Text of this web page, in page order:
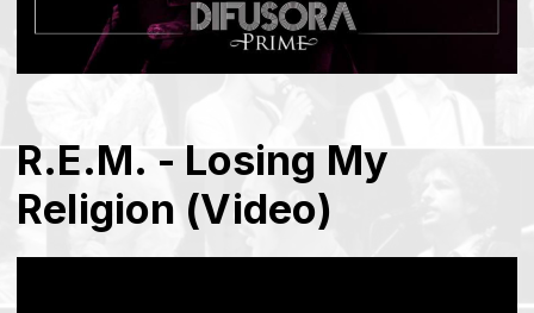
R.E.M. - Losing My
Religion (Video)